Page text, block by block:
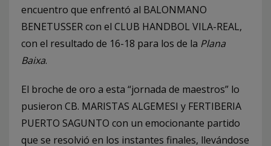
encuentro que enfrentó al BALONMANO
BENETUSSER con el CLUB HANDBOL VILA-REAL,
con el resultado de 16-18 para los de la Plana
Baixa.
El broche de oro a esta “jornada de maestros” lo
pusieron CB. MARISTAS ALGEMESI y FERTIBERIA
PUERTO SAGUNTO con un emocionante partido
que se resolvió en los instantes finales, llevándose